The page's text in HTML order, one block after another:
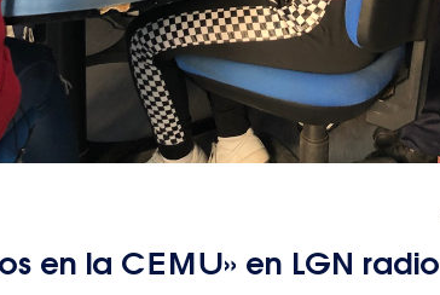
en la CEMU» en LGN radio